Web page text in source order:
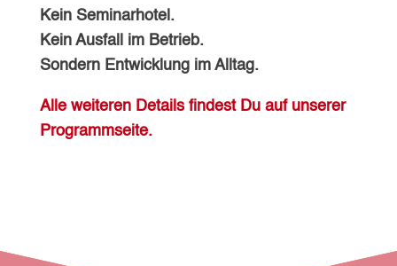
Kein Seminarhotel.
Kein Ausfall im Betrieb.
Sondern Entwicklung im Alltag.
Alle weiteren Details findest Du auf unserer
Programmseite.